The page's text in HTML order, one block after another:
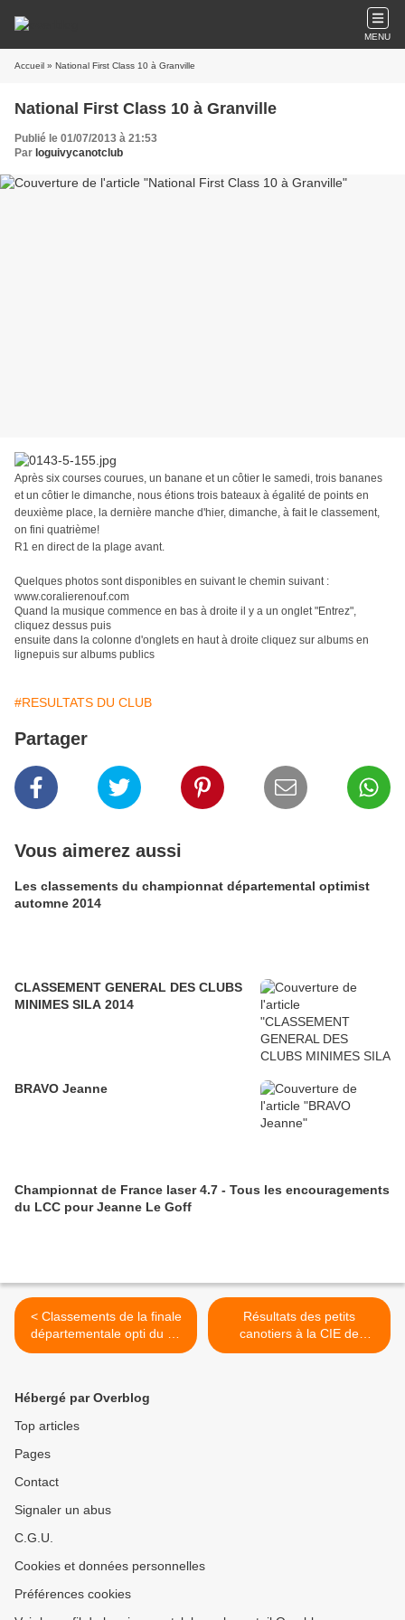
MENU
Accueil » National First Class 10 à Granville
National First Class 10 à Granville
Publié le 01/07/2013 à 21:53
Par loguivycanotclub
Après six courses courues, un banane et un côtier le samedi, trois bananes
et un côtier le dimanche, nous étions trois bateaux à égalité de points en
deuxième place, la dernière manche d'hier, dimanche, à fait le classement,
on fini quatrième!
R1 en direct de la plage avant.
Quelques photos sont disponibles en suivant le chemin suivant :
www.coralierenouf.com
Quand la musique commence en bas à droite il y a un onglet "Entrez",
cliquez dessus puis
ensuite dans la colonne d'onglets en haut à droite cliquez sur albums en
lignepuis sur albums publics
#RESULTATS DU CLUB
Partager
Vous aimerez aussi
Les classements du championnat départemental optimist
automne 2014
CLASSEMENT GENERAL DES CLUBS
MINIMES SILA 2014
BRAVO Jeanne
Championnat de France laser 4.7 - Tous les encouragements
du LCC pour Jeanne Le Goff
< Classements de la finale
départementale opti du 16
juin à Loguivy
Résultats des petits
canotiers à la CIE de
CROZON >
Hébergé par Overblog
Top articles
Pages
Contact
Signaler un abus
C.G.U.
Cookies et données personnelles
Préférences cookies